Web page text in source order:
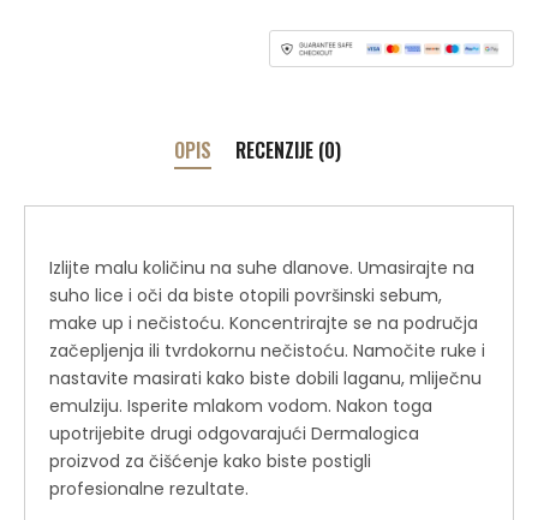
OPIS RECENZIJE (0)
Izlijte malu količinu na suhe dlanove. Umasirajte na
suho lice i oči da biste otopili površinski sebum,
make up i nečistoću. Koncentrirajte se na područja
začepljenja ili tvrdokornu nečistoću. Namočite ruke i
nastavite masirati kako biste dobili laganu, mliječnu
emulziju. Isperite mlakom vodom. Nakon toga
upotrijebite drugi odgovarajući Dermalogica
proizvod za čišćenje kako biste postigli
profesionalne rezultate.